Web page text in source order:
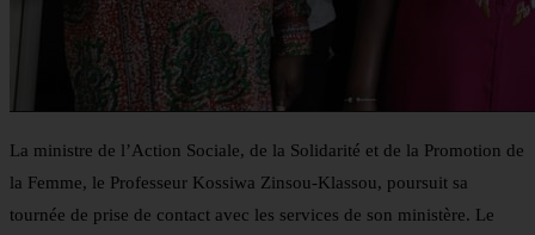
La ministre de l’Action Sociale, de la Solidarité et de la Promotion de
la Femme, le Professeur Kossiwa Zinsou-Klassou, poursuit sa
tournée de prise de contact avec les services de son ministère. Le